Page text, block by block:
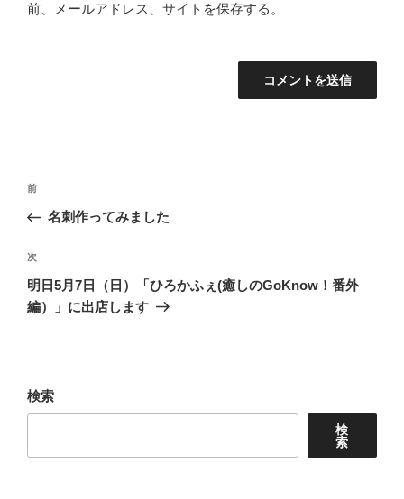
前、メールアドレス、サイトを保存する。
投
ナ
ビ
ゲ
ー
前
の
稿
前
名刺作ってみました
次
の
投
次
明日5月7日（日）「ひろかふぇ(癒しのGoKnow！番外
編）」に出店します
検索
検
索